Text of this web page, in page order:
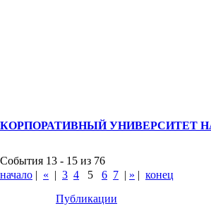
КОРПОРАТИВНЫЙ УНИВЕРСИТЕТ
События 13 - 15 из 76
начало | « | 3 4 5 6 7 | » | конец
Публикации